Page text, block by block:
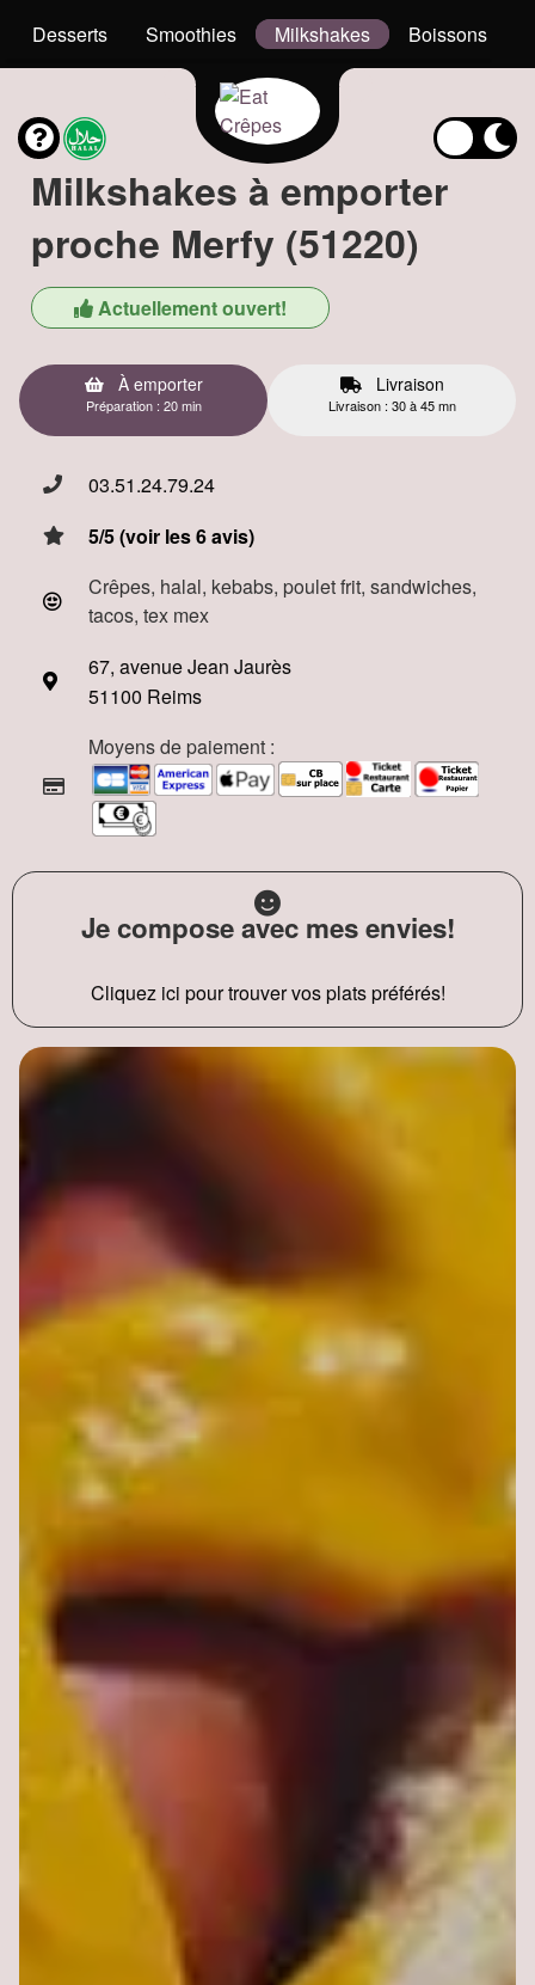
Desserts Smoothies Milkshakes Boissons
Milkshakes à emporter
proche Merfy (51220)
Actuellement ouvert!
À emporter
Préparation : 20 min
Livraison
Livraison : 30 à 45 mn
03.51.24.79.24
5/5 (voir les 6 avis)
Crêpes, halal, kebabs, poulet frit, sandwiches,
tacos, tex mex
67, avenue Jean Jaurès
51100 Reims
Moyens de paiement :
Je compose avec mes envies!
Cliquez ici pour trouver vos plats préférés!